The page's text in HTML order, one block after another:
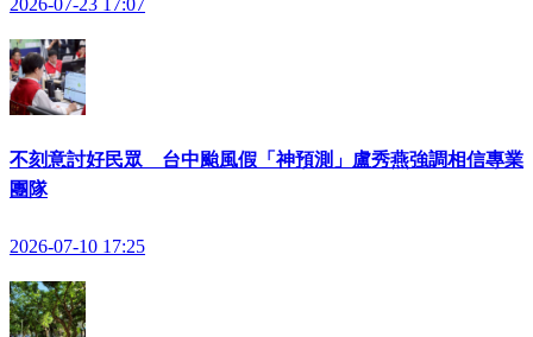
2026-07-23 17:07
不刻意討好民眾 台中颱風假「神預測」盧秀燕強調相信專業
團隊
2026-07-10 17:25